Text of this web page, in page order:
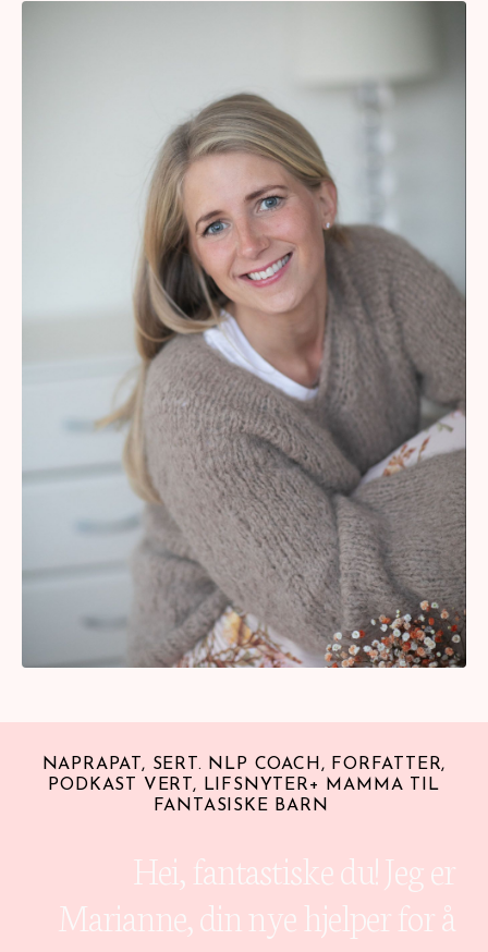
NAPRAPAT, SERT. NLP COACH, FORFATTER,
PODKAST VERT, LIFSNYTER+ MAMMA TIL
FANTASISKE BARN
Hei, fantastiske du! Jeg er
Marianne, din nye hjelper for å